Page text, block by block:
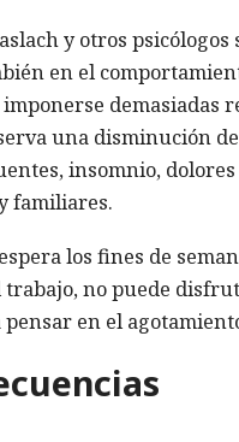
y otros
en el
una disminución
insomnio,
familiares.
los fines de
no puede
en el